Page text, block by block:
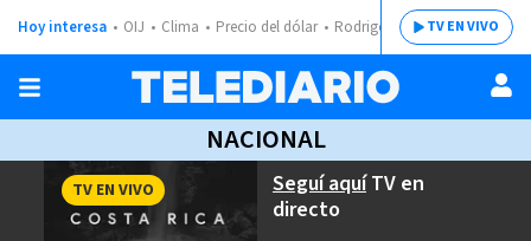
Hoy interesa OIJ Clima Precio del dólar Rodrigo ChavesTV EN VIVO
NACIONAL
Seguí aquíTV en
directo
TV EN VIVO